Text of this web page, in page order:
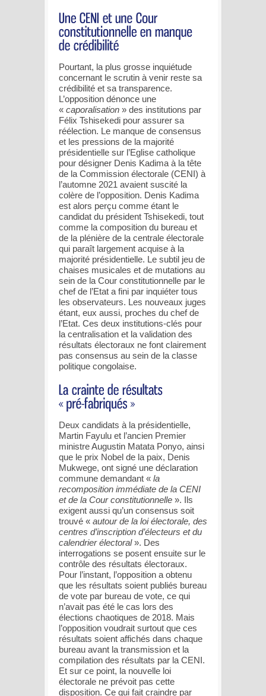
Pourtant, la plus grosse inquiétude
concernant le scrutin à venir reste sa
crédibilité et sa transparence.
L’opposition dénonce une
« caporalisation » des institutions par
Félix Tshisekedi pour assurer sa
réélection. Le manque de consensus
et les pressions de la majorité
présidentielle sur l’Eglise catholique
pour désigner Denis Kadima à la tête
de la Commission électorale (CENI) à
l’automne 2021 avaient suscité la
colère de l’opposition. Denis Kadima
est alors perçu comme étant le
candidat du président Tshisekedi, tout
comme la composition du bureau et
de la plénière de la centrale électorale
qui paraît largement acquise à la
majorité présidentielle. Le subtil jeu de
chaises musicales et de mutations au
sein de la Cour constitutionnelle par le
chef de l’Etat a fini par inquiéter tous
les observateurs. Les nouveaux juges
étant, eux aussi, proches du chef de
l’Etat. Ces deux institutions-clés pour
la centralisation et la validation des
résultats électoraux ne font clairement
pas consensus au sein de la classe
politique congolaise.
Deux candidats à la présidentielle,
Martin Fayulu et l’ancien Premier
ministre Augustin Matata Ponyo, ainsi
que le prix Nobel de la paix, Denis
Mukwege, ont signé une déclaration
commune demandant « la
recomposition immédiate de la CENI
et de la Cour constitutionnelle ». Ils
exigent aussi qu’un consensus soit
trouvé « autour de la loi électorale, des
centres d’inscription d’électeurs et du
calendrier électoral». Des
interrogations se posent ensuite sur le
contrôle des résultats électoraux.
Pour l’instant, l’opposition a obtenu
que les résultats soient publiés bureau
de vote par bureau de vote, ce qui
n’avait pas été le cas lors des
élections chaotiques de 2018. Mais
l’opposition voudrait surtout que ces
résultats soient affichés dans chaque
bureau avant la transmission et la
compilation des résultats par la CENI.
Et sur ce point, la nouvelle loi
électorale ne prévoit pas cette
disposition. Ce qui fait craindre par